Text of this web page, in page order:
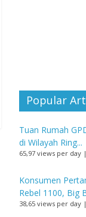
Popular
Tuan Rumah
di Wilayah Ring...
65,97 views per day |
Konsumen
Rebel 1100, Big
38,65 views per day |